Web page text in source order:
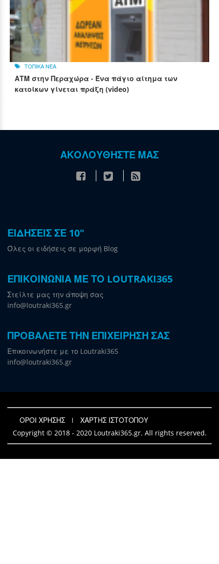
ΤΟΠΙΚΑ ΝΕΑ
ΑΤΜ στην Περαχώρα - Ένα πάγιο αίτημα των
κατοίκων γίνεται πράξη (video)
ΑΚΟΛΟΥΘΗΣΤΕ ΜΑΣ
ΕΙΔΗΣΕΙΣ ΣΕ 10"
Όλες οι ειδήσεις σε μορφή Blog
ΕΠΙΚΟΙΝΩΝΙΑ ΜΕ ΤΟ LOUTRAKI365
Στείλτε μας την άποψη σας
info@loutraki365.gr
ΠΡΟΒΑΛΕΤΕ ΤΗΝ ΕΠΙΧΕΙΡΗΣΗ ΣΑΣ
Επικοινωνήστε με το Loutraki365
info@loutraki365.gr
ΟΡΟΙ ΧΡΗΣΗΣ
ΧΑΡΤΗΣ ΙΣΤΟΤΟΠΟΥ
Copyright © 2018 - 2020 Loutraki365.gr. All rights reserved.